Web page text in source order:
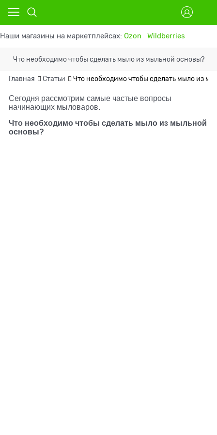
Наши магазины на маркетплейсах: Ozon Wildberries
Что необходимо чтобы сделать мыло из мыльной основы?
Главная Статьи Что необходимо чтобы сделать мыло из
Сегодня рассмотрим самые частые вопросы
начинающих мыловаров.
Что необходимо чтобы сделать мыло из мыльной
основы?